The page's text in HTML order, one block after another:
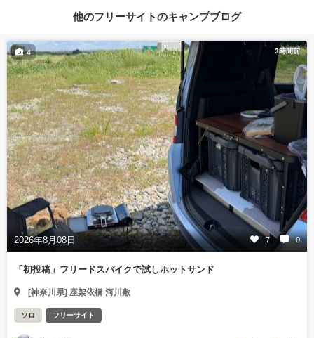
他のフリーサイトのキャンプブログ
3時間前
2026年8月08日 7 0
4
「初投稿」フリードスパイクで試しホットサンド
[神奈川県] 座架依橋 河川敷
ソロ フリーサイト